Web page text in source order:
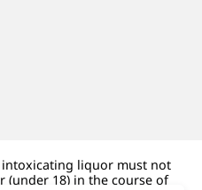
liquor must not
(under 18) in the course of